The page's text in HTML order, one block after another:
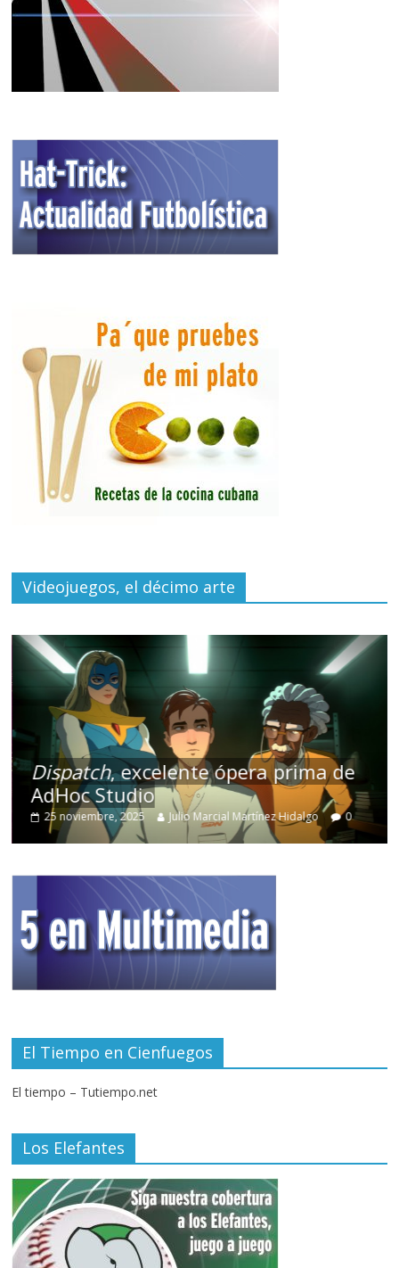
Videojuegos, el décimo arte
Dispatch, excelente ópera prima de
AdHoc Studio
25 noviembre, 2025 Julio Marcial Martínez Hidalgo 0
El Tiempo en Cienfuegos
El tiempo – Tutiempo.net
Los Elefantes